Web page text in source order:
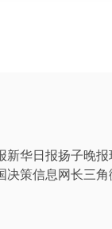
新华日报扬子晚报
决策信息网长三